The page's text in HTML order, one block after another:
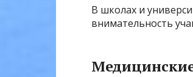
В школах и
внимательность